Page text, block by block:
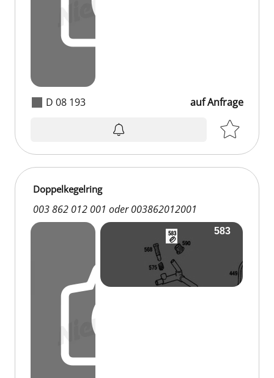
D 08 193 auf Anfrage
Doppelkegelring
003 862 012 001 oder 003862012001